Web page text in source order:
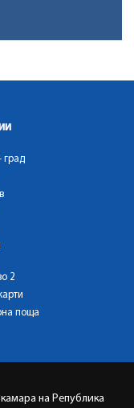
град
2
поща
на Република